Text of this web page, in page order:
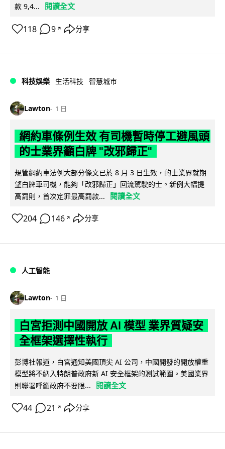
款 9,4...
閱讀全文
118 9 ↗ 分享
科技娛樂 生活科技 智慧城市
Lawton 1 日
網約車條例生效 有司機暫時停工避風頭
的士業界籲白牌 "改邪歸正"
規管網約車法例大部分條文已於 8 月 3 日生效，的士業界就期
望白牌車司機，能夠「改邪歸正」回流駕駛的士。新例大幅提
高罰則，首次定罪最高罰款...
閱讀全文
204 146 ↗ 分享
人工智能
Lawton 1 日
白宮拒測中國開放 AI 模型 業界質疑安
全框架選擇性執行
彭博社報道，白宮通知美國頂尖 AI 公司，中國開發的開放權重
模型將不納入特朗普政府新 AI 安全框架的測試範圍。美國業界
則聯署呼籲政府不要限...
閱讀全文
44 21 ↗ 分享